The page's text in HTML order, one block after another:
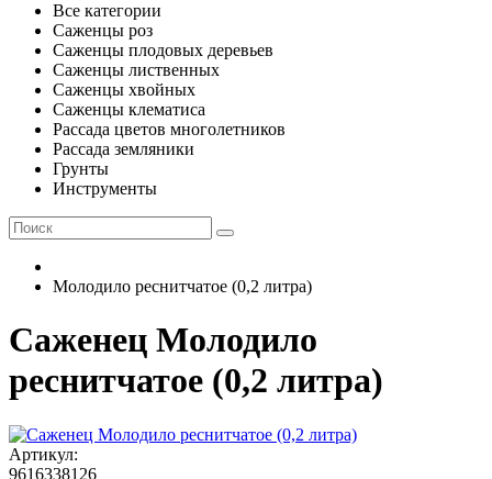
Все категории
Саженцы роз
Саженцы плодовых деревьев
Саженцы лиственных
Саженцы хвойных
Саженцы клематиса
Рассада цветов многолетников
Рассада земляники
Грунты
Инструменты
Молодило реснитчатое (0,2 литра)
Саженец Молодило
реснитчатое (0,2 литра)
Артикул:
9616338126